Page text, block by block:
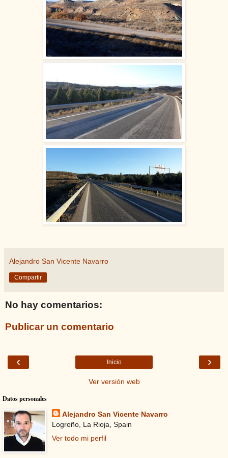
Alejandro San Vicente Navarro
Compartir
No hay comentarios:
Publicar un comentario
‹ ›
Inicio
Ver versión web
Datos personales
Alejandro San Vicente Navarro
Logroño, La Rioja, Spain
Ver todo mi perfil